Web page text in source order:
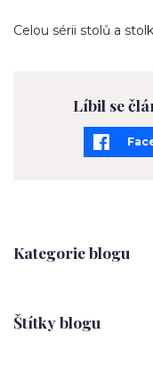
Kategorie blogu
Štítky blogu
Celou sérii stolů a
Líbil se